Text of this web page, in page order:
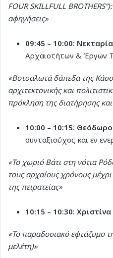
FOUR SKILLFULL
αφηγήσεις»
09:45 – 10:00:
Αρχαιοτήτων & Έργων
«Βοτσαλωτά δάπεδα της
αρχιτεκτονικής και
πρόκληση της διατήρησης
10:00 – 10:15:
συνταξιούχος και εν
«Το χωριό Βάτι στη νότια
τους αρχαίους χρόνους
της πειρατείας»
10:15 – 10:30:
«Το παραδοσιακό εφτάζυμο
μελέτη)»